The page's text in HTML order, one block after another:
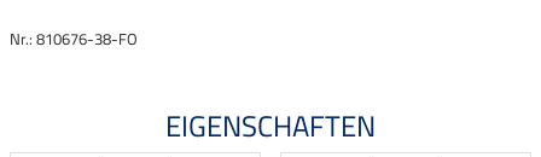
Nr.: 810676-38-FO
EIGENSCHAFTEN